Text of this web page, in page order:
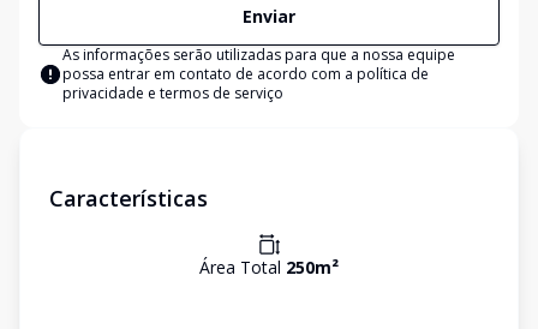
Enviar
As informações serão utilizadas para que a nossa equipe
possa entrar em contato de acordo com a política de
privacidade e termos de serviço
Características
Área Total 250m²